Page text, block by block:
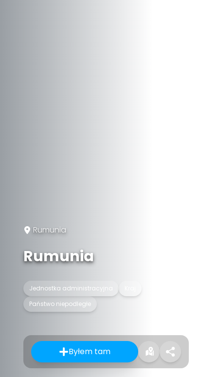
Rumunia
Rumunia
Jednostka administracyjna
Państwo niepodległe
Byłem tam